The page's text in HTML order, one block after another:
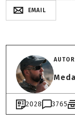
EMAIL
AUTOR
2028 3765